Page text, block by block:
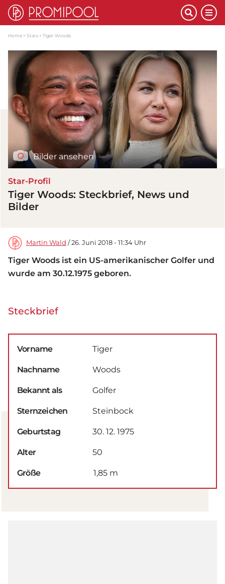
Home Stars Tiger Woods
Bilder ansehen
Star-Profil
Tiger Woods: Steckbrief, News und
Bilder
Martin Wald / 26. Juni 2018 - 11:34 Uhr
Tiger Woods ist ein US-amerikanischer Golfer und
wurde am 30.12.1975 geboren.
Steckbrief
Vorname Tiger
Nachname Woods
Bekannt als Golfer
Sternzeichen Steinbock
Geburtstag 30. 12. 1975
Alter 50
Größe 1,85 m